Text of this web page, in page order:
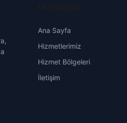
Ana Sayfa
Hizmetlerimiz
Hizmet Bölgeleri
İletişim